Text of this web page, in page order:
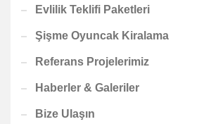
Evlilik Teklifi Paketleri
Şişme Oyuncak Kiralama
Referans Projelerimiz
Haberler & Galeriler
Bize Ulaşın